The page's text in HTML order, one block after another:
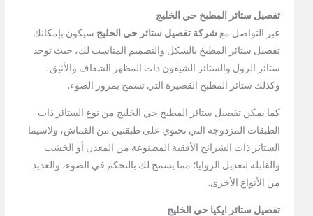
تفصيل ستائر المطبخ حي الخليج
عبر التواصل مع شركة تفصيل ستائر حي الخليج سيكون بإمكانك
تفصيل ستائر المطبخ بالشكل والتصميم المناسب لك، حيث توجد
ستائر الرول والستائر الشيفون ذات المظهر الشفاف والأنيق،
وكذلك ستائر المطبخ القصيرة التي تسمح بمرور الضوء.
كما يمكن تفصيل ستائر المطبخ حي الخليج من نوع الستائر ذات
الطبقات المزدوجة التي تحتوي على طبقتين من القماش، ولاسيما
الستائر ذات الشرائح الأفقية المصنوعة من المعدن أو الخشب
والقابلة لتعديل الزوايا؛ مما يسمح لك بالتحكم في الضوء، والعديد
من الأنواع الأخرى.
تفصيل ستائر ايكيا حي الخليج